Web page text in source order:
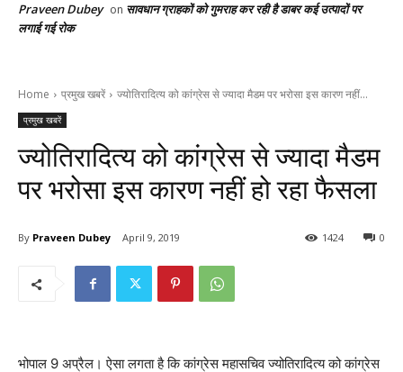
Praveen Dubey on सावधान ग्राहकों को गुमराह कर रही है डाबर कई उत्पादों पर
लगाई गई रोक